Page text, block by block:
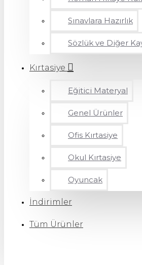
Sınavlara Hazırlık
Sözlük ve Diğer
Kırtasiye
Eğitici Materyal
Genel Ürünler
Ofis Kırtasiye
Okul Kırtasiye
Oyuncak
İndirimler
Tüm Ürünler